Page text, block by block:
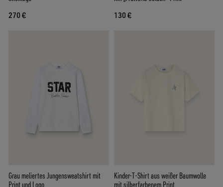
270 € 130 €
Grau meliertes Jungensweatshirt mit
Print und Logo
Kinder-T-Shirt aus weißer Baumwolle
mit silberfarbenem Print